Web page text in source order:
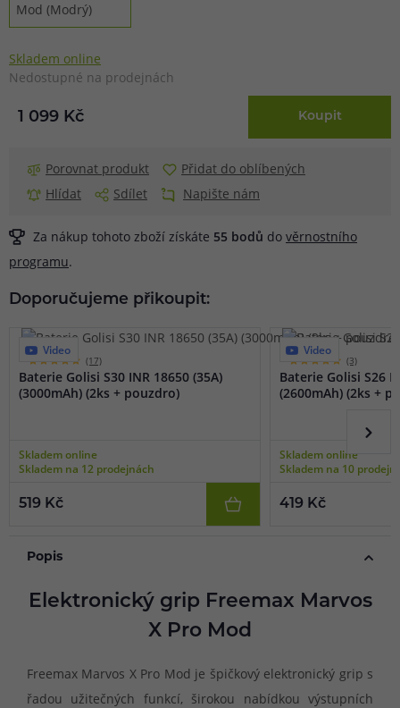
Skladem online
Nedostupné na prodejnách
1 099 Kč Koupit
Porovnat produkt
Přidat do oblíbených
Hlídat
Sdílet Napište nám
Za nákup tohoto zboží získáte 55 bodů do věrnostního
programu.
Doporučujeme přikoupit:
Video
(17)
Baterie Golisi S30 INR 18650 (35A)
(3000mAh) (2ks + pouzdro)
Skladem online
Skladem na 12 prodejnách
519 Kč
Video
(3)
Baterie Golisi S26
(2600mAh) (2ks +
Skladem online
Skladem na 10
419 Kč
Popis
Elektronický grip Freemax Marvos
X Pro Mod
Freemax Marvos X Pro Mod je špičkový elektronický grip s
řadou užitečných funkcí, širokou nabídkou výstupních